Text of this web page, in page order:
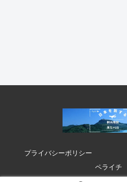
プライバシーポリシー
ペライチ